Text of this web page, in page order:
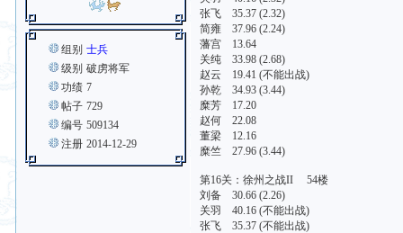
组别 士兵
级别 破虏将军
功绩 7
帖子 729
编号 509134
注册 2014-12-29
张飞 35.37 (2.32)
简雍 37.96 (2.24)
藩宫 13.64
关纯 33.98 (2.68)
赵云 19.41 (不能出战)
孙乾 34.93 (3.44)
糜芳 17.20
赵何 22.08
董梁 12.16
糜竺 27.96 (3.44)
第16关：徐州之战II 54楼
刘备 30.66 (2.26)
关羽 40.16 (不能出战)
张飞 35.37 (不能出战)